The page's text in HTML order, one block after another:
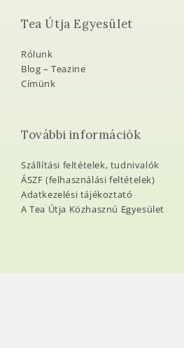
Tea Útja Egyesület
Rólunk
Blog – Teazine
Címünk
További információk
Szállítási feltételek, tudnivalók
ÁSZF (felhasználási feltételek)
Adatkezelési tájékoztató
A Tea Útja Közhasznú Egyesület